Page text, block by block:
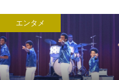
エンタメ